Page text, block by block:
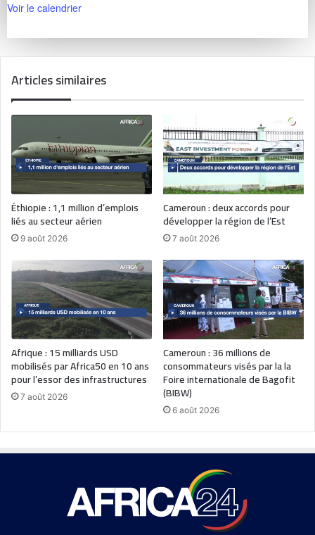
Voir le calendrier
Articles similaires
Éthiopie : 1,1 million d’emplois
liés au secteur aérien
9 août 2026
Cameroun : deux accords pour
développer la région de l’Est
7 août 2026
Afrique : 15 milliards USD
mobilisés par Africa50 en 10 ans
pour l’essor des infrastructures
7 août 2026
Cameroun : 36 millions de
consommateurs visés par la la
Foire internationale de Bagofit
(BIBW)
6 août 2026